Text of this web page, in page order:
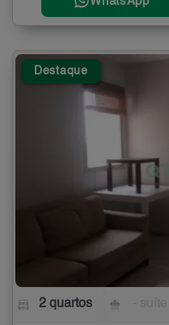
Destaque
2 quartos